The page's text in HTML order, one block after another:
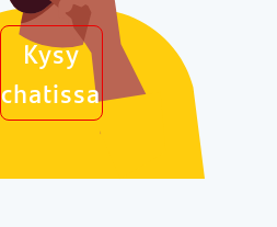
Kysy
chatissa